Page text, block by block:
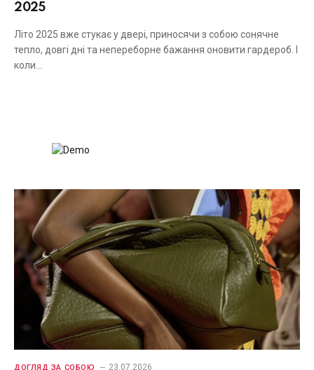
2025
Літо 2025 вже стукає у двері, приносячи з собою сонячне
тепло, довгі дні та непереборне бажання оновити гардероб. І
коли…
ДОГЛЯД ЗА СОБОЮ 23.07.2026